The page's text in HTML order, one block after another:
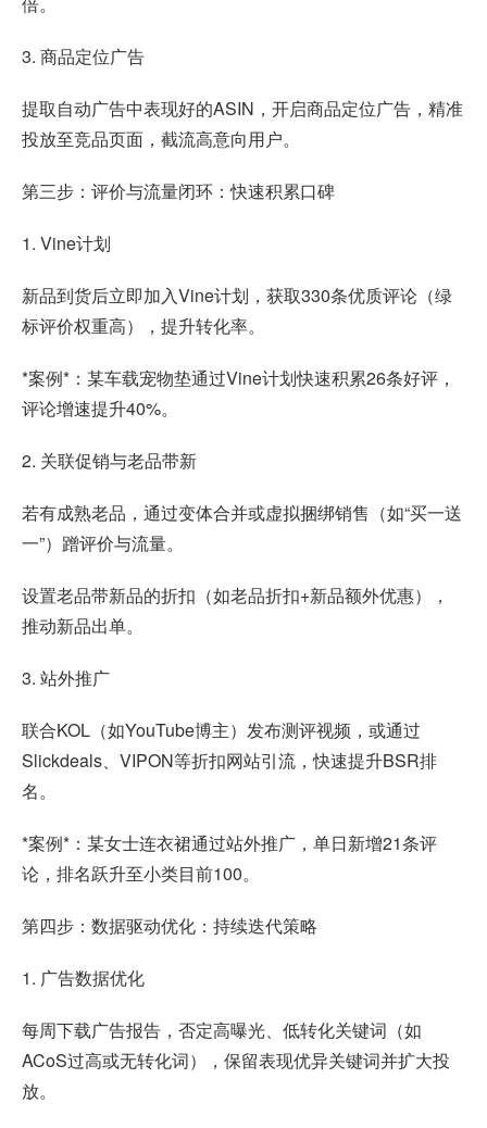
3. 商品定位广告
提取自动广告中表现好的ASIN，开启商品定位广告，精准
投放至竞品页面，截流高意向用户。
第三步：评价与流量闭环：快速积累口碑
1. Vine计划
新品到货后立即加入Vine计划，获取330条优质评论（绿
标评价权重高），提升转化率。
*案例*：某车载宠物垫通过Vine计划快速积累26条好评，
评论增速提升40%。
2. 关联促销与老品带新
若有成熟老品，通过变体合并或虚拟捆绑销售（如“买一送
一”）蹭评价与流量。
设置老品带新品的折扣（如老品折扣+新品额外优惠），
推动新品出单。
3. 站外推广
联合KOL（如YouTube博主）发布测评视频，或通过
Slickdeals、VIPON等折扣网站引流，快速提升BSR排
名。
*案例*：某女士连衣裙通过站外推广，单日新增21条评
论，排名跃升至小类目前100。
第四步：数据驱动优化：持续迭代策略
1. 广告数据优化
每周下载广告报告，否定高曝光、低转化关键词（如
ACoS过高或无转化词），保留表现优异关键词并扩大投
放。